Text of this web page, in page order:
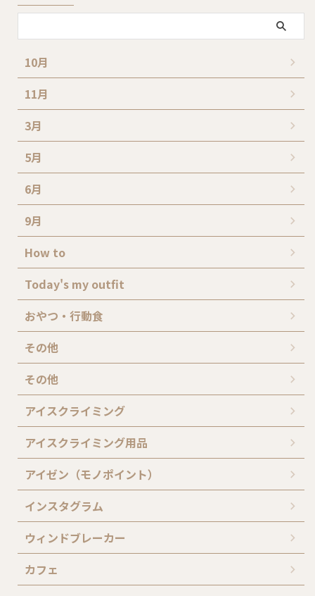
10月
11月
3月
5月
6月
9月
How to
Today's my outfit
おやつ・行動食
その他
その他
アイスクライミング
アイスクライミング用品
アイゼン（モノポイント）
インスタグラム
ウィンドブレーカー
カフェ